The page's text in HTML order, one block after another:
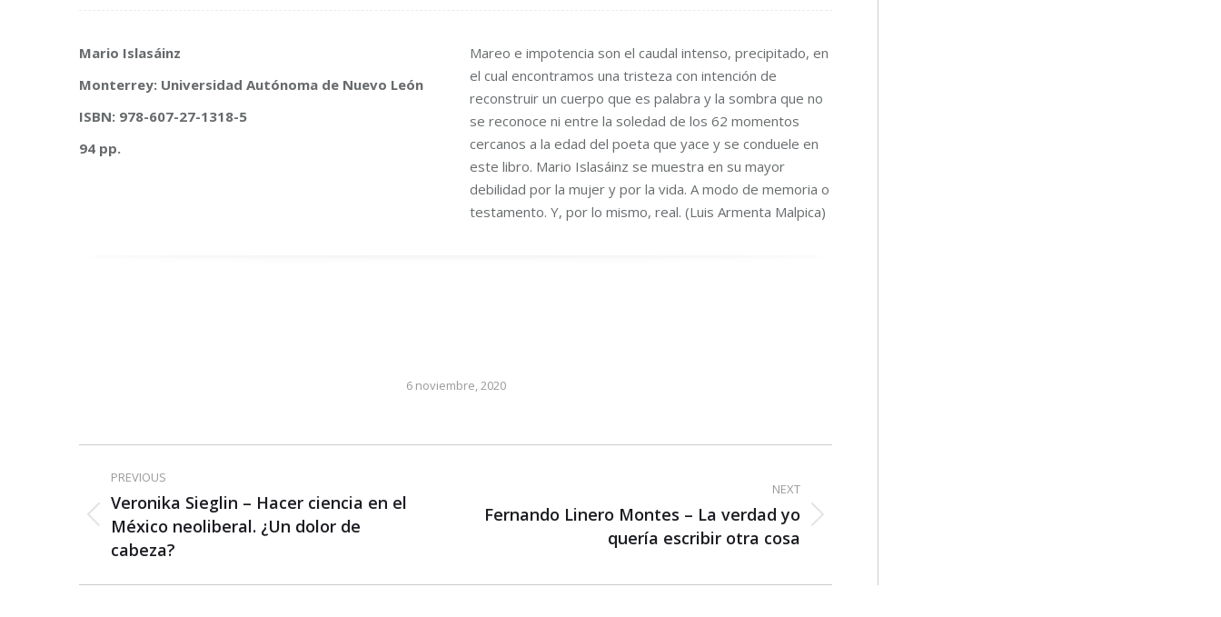
Mario Islasáinz
Monterrey: Universidad Autónoma de Nuevo León
ISBN: 978-607-27-1318-5
94 pp.
Mareo e impotencia son el caudal intenso, precipitado, en
el cual encontramos una tristeza con intención de
reconstruir un cuerpo que es palabra y la sombra que no
se reconoce ni entre la soledad de los 62 momentos
cercanos a la edad del poeta que yace y se conduele en
este libro. Mario Islasáinz se muestra en su mayor
debilidad por la mujer y por la vida. A modo de memoria o
testamento. Y, por lo mismo, real. (Luis Armenta Malpica)
6 noviembre, 2020
navigation
PREVIOUS
Previous
post:
Veronika Sieglin – Hacer ciencia en el
México neoliberal. ¿Un dolor de
cabeza?
NEXT
Next
Fernando Linero Montes – La verdad yo
quería escribir otra cosa